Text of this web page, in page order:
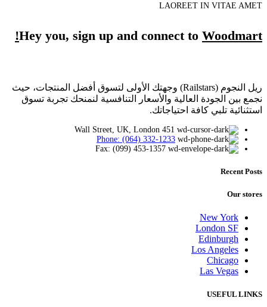
LAOREET IN VITAE AMET
Hey you, sign up and connect to Woodmart!
ريل النجوم (Railstars) وجهتك الأولى لتسوق أفضل المنتجات، حيث
نجمع بين الجودة العالية والأسعار التنافسية لنمنحك تجربة تسوق
استثنائية تلبي كافة احتياجاتك.
451 Wall Street, UK, London
Phone: (064) 332-1233
Fax: (099) 453-1357
Recent Posts
Our stores
New York
London SF
Edinburgh
Los Angeles
Chicago
Las Vegas
USEFUL LINKS